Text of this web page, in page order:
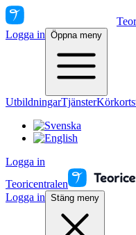
Logga in Öppna meny
UtbildningarTjänster
Logga in
Teoricentralen
Logga in Stäng meny